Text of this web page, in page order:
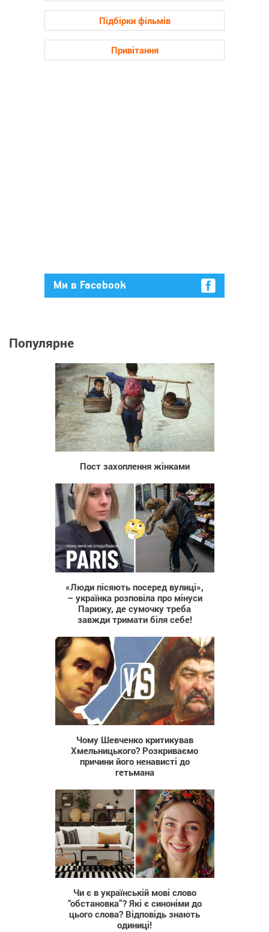
Підбірки фільмів
Привітання
Ми в Facebook
Популярне
2 800
Пост захоплення жінками
832
«Люди пісяють посеред вулиці»,
– українка розповіла про мінуси
Парижу, де сумочку треба
завжди тримати біля себе!
490
Чому Шевченко критикував
Хмельницького? Розкриваємо
причини його ненависті до
гетьмана
423
Чи є в українській мові слово
“обстановка”? Які є синоніми до
цього слова? Відповідь знають
одиниці!